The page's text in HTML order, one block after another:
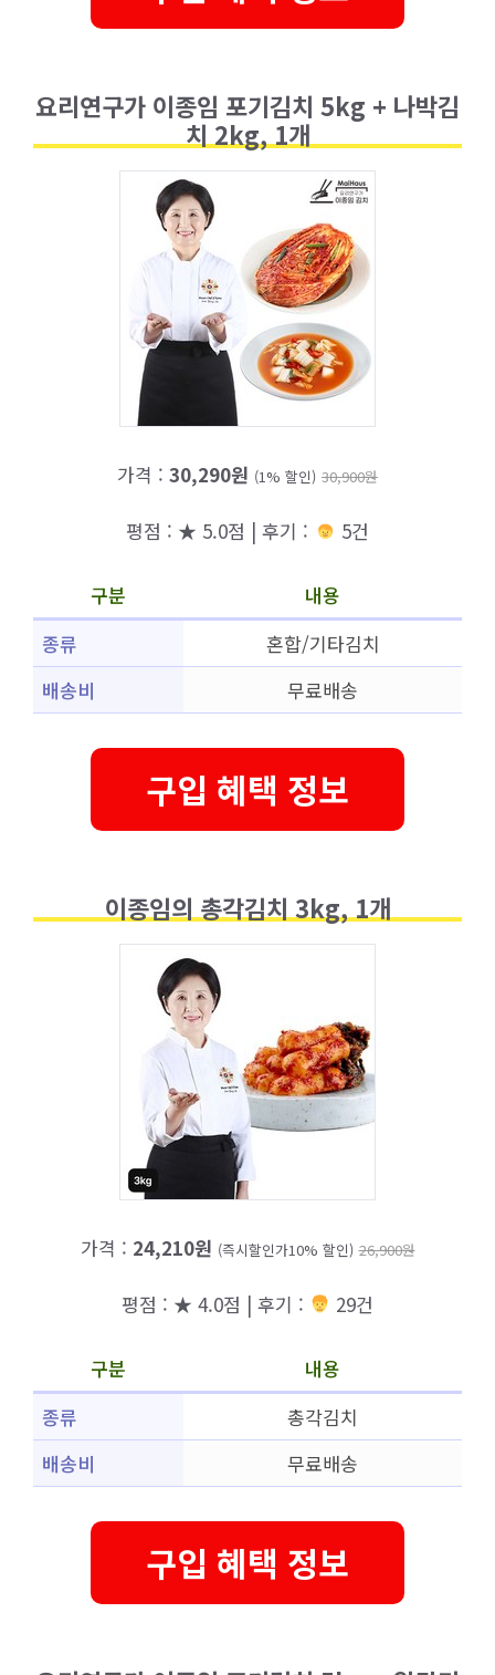
요리연구가 이종임 포기김치 5kg + 나박김
치 2kg, 1개
가격 : 30,290원 (1% 할인) 30,900원
평점 : ★ 5.0점 | 후기 : 5건
구분
내용
종류
혼합/기타김치
배송비
무료배송
구입 혜택 정보
이종임의 총각김치 3kg, 1개
가격 : 24,210원 (즉시할인가10% 할인) 26,900원
평점 : ★ 4.0점 | 후기 : 29건
구분
내용
종류
총각김치
배송비
무료배송
구입 혜택 정보